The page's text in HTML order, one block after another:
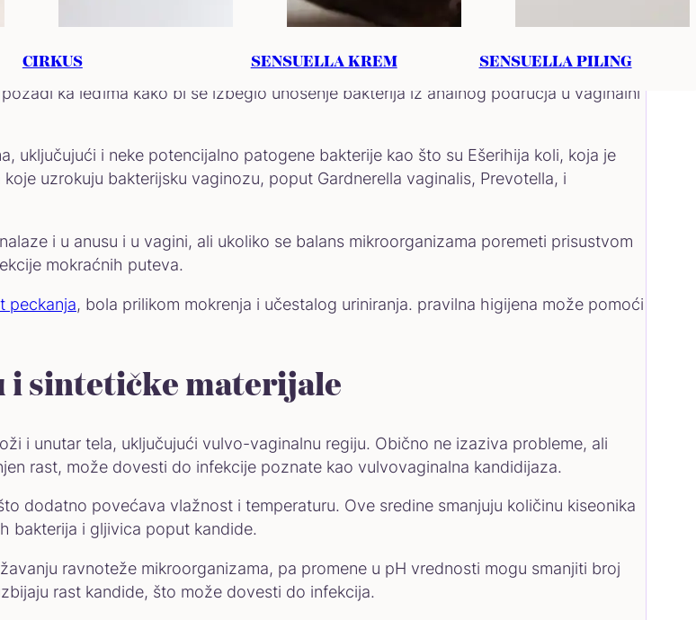
CIRKUS SENSUELLA KREM SENSUELLA PILING
ka leđima kako bi se izbeglo unošenje bakterija iz analnog područja u vaginalni
uključujući i neke potencijalno patogene bakterije kao što su Ešerihija koli, koja je
uzrokuju bakterijsku vaginozu, poput Gardnerella vaginalis, Prevotella, i
i u anusu i u vagini, ali ukoliko se balans mikroorganizama poremeti prisustvom
mokraćnih puteva.
peckanja, bola prilikom mokrenja i učestalog uriniranja. pravilna higijena može pomoći
i sintetičke materijale
i unutar tela, uključujući vulvo-vaginalnu regiju. Obično ne izaziva probleme, ali
rast, može dovesti do infekcije poznate kao vulvovaginalna kandidijaza.
dodatno povećava vlažnost i temperaturu. Ove sredine smanjuju količinu kiseonika
bakterija i gljivica poput kandide.
ravnoteže mikroorganizama, pa promene u pH vrednosti mogu smanjiti broj
rast kandide, što može dovesti do infekcija.